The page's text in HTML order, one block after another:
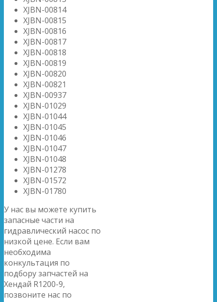
XJBN-00814
XJBN-00815
XJBN-00816
XJBN-00817
XJBN-00818
XJBN-00819
XJBN-00820
XJBN-00821
XJBN-00937
XJBN-01029
XJBN-01044
XJBN-01045
XJBN-01046
XJBN-01047
XJBN-01048
XJBN-01278
XJBN-01572
XJBN-01780
У нас вы можете купить
запасные части на
гидравлический насос по
низкой цене. Если вам
необходима
конкультация по
подбору запчастей на
Хендай R1200-9,
позвоните нас по